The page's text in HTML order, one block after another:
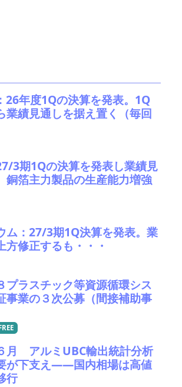
26年度1Qの決算を発表。1Q
業績見通しを据え置く（毎回
3期1Qの決算を発表し業績見
銅箔主力製品の生産能力増強
ム：27/3期1Q決算を発表。業
方修正するも・・・
ラスチック等資源循環シス
事業の３次公募（間接補助事
月 アルミUBC輸出統計分析
が下支え――国内相場は高値
行